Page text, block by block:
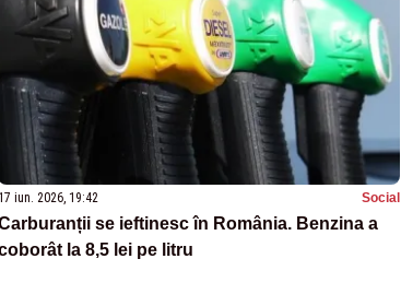
17 iun. 2026, 19:42 Social
se ieftinesc în România. Benzina a
la 8,5 lei pe litru